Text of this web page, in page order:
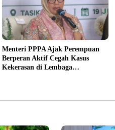
Menteri PPPA Ajak Perempuan
Berperan Aktif Cegah Kasus
Kekerasan di Lembaga